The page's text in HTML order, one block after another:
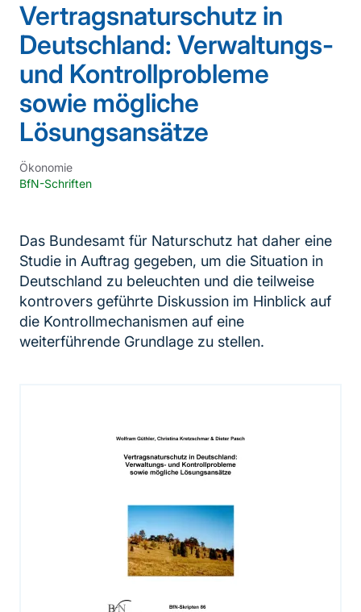
Vertragsnaturschutz in
Deutschland: Verwaltungs-
und Kontrollprobleme
sowie mögliche
Lösungsansätze
Ökonomie
BfN-Schriften
Das Bundesamt für Naturschutz hat daher eine
Studie in Auftrag gegeben, um die Situation in
Deutschland zu beleuchten und die teilweise
kontrovers geführte Diskussion im Hinblick auf
die Kontrollmechanismen auf eine
weiterführende Grundlage zu stellen.